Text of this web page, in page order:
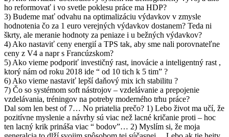
ho reformovať i vo svetle poklesu práce ma HDP?
3) Budeme mať odvahu na optimalizáciu výdavkov v zmysle
hodnotenia čo za 1 euro verejných výdavkov dostanem? Teda ni
škrty, ale meranie hodnoty za peniaze i u bežných výdavkov?
4) Ako nastaviť ceny energií a TPS tak, aby sme nali porovnateľne
ceny z V4 a napr s Francúzskom?
5) Ako vieme podporiť investičný rast, inovácie a inteligentný rast ,
ktorý nám od roku 2018 ide “ od 10 tich k 5 tim” ?
6) Ako vieme nastaviť lepší daňový mix ich stabilitu ?
7) Čo so systémom soft nástrojov – vzdelávanie a prepojenie
vzdelávania, tréningov na potreby moderného trhu práce?
Dal som len best of 7… No priatelia prečo? 1) Lebo život ma učí, že
pozitívne myslenie a návrhy sú viac než lacné kričanie proti – hoc
ten lacný krik prináša viac “ bodov”… 2) Myslím si, že moja